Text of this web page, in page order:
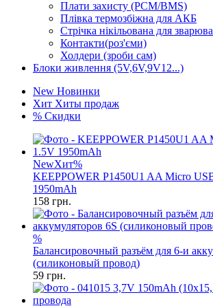
Плати захисту (PCM/BMS)
Плівка термозбіжна для АКБ
Стрічка нікільована для
Контакти(роз'єми)
Холдери (зроби сам)
Блоки живлення (5V,6V,9V12...)
New Новинки
Хит Хиты продаж
% Скидки
NewХит%
KEEPPOWER P1450U1 AA Micro
1950mAh
158 грн.
%
Балансировочный разъём для 6-и
(силиконовый провод)
59 грн.